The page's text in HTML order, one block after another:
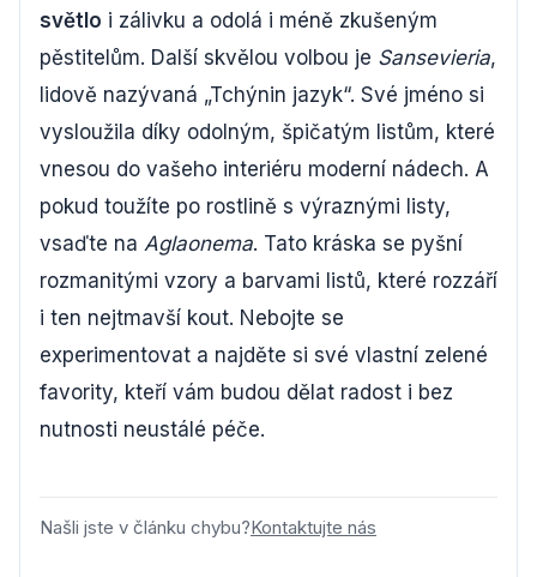
světlo i zálivku a odolá i méně zkušeným
pěstitelům. Další skvělou volbou je Sansevieria,
lidově nazývaná „Tchýnin jazyk“. Své jméno si
vysloužila díky odolným, špičatým listům, které
vnesou do vašeho interiéru moderní nádech. A
pokud toužíte po rostlině s výraznými listy,
vsaďte na Aglaonema. Tato kráska se pyšní
rozmanitými vzory a barvami listů, které rozzáří
i ten nejtmavší kout. Nebojte se
experimentovat a najděte si své vlastní zelené
favority, kteří vám budou dělat radost i bez
nutnosti neustálé péče.
Našli jste v článku chybu?Kontaktujte nás